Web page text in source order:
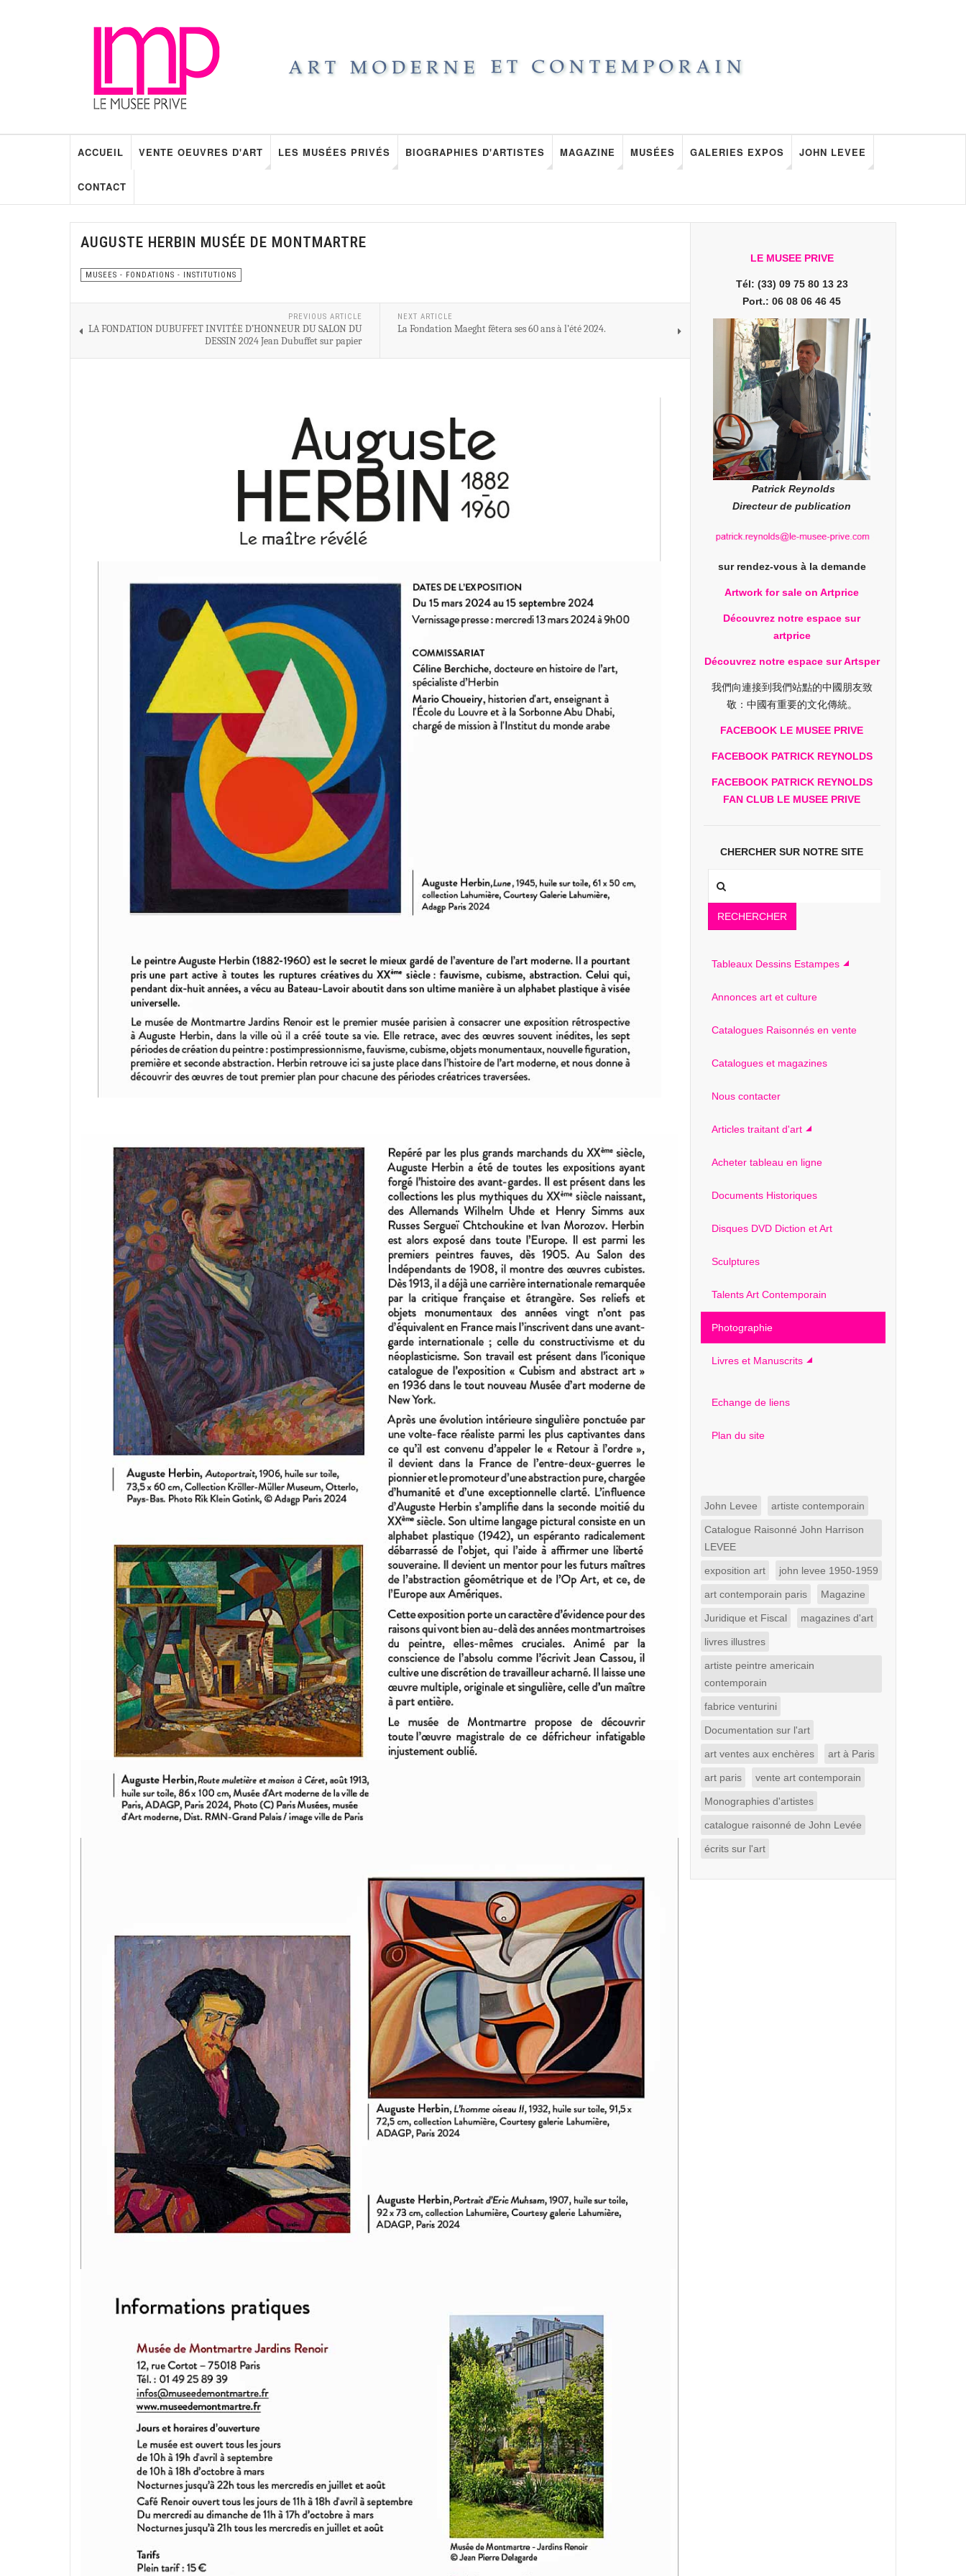
ACCUEIL VENTE OEUVRES D'ART LES MUSÉES PRIVÉS BIOGRAPHIES D'ARTISTES MAGAZINE MUSÉES GALERIES EXPOS JOHN LEVEE
CONTACT
AUGUSTE HERBIN MUSÉE DE MONTMARTRE
MUSEES - FONDATIONS - INSTITUTIONS
PREVIOUS ARTICLE
LA FONDATION DUBUFFET INVITÉE D’HONNEUR DU SALON DU
DESSIN 2024 Jean Dubuffet sur papier
NEXT ARTICLE
La Fondation Maeght fêtera ses 60 ans à l’été 2024.
LE MUSEE PRIVE
Tél: (33) 09 75 80 13 23
Port.: 06 08 06 46 45
Patrick Reynolds
Directeur de publication
sur rendez-vous à la demande
Artwork for sale on Artprice
Découvrez notre espace sur
artprice
Découvrez notre espace sur Artsper
我們向連接到我們站點的中國朋友致
敬：中國有重要的文化傳統。
FACEBOOK LE MUSEE PRIVE
FACEBOOK PATRICK REYNOLDS
FACEBOOK PATRICK REYNOLDS
FAN CLUB LE MUSEE PRIVE
CHERCHER SUR NOTRE SITE
RECHERCHER
Tableaux Dessins Estampes
Annonces art et culture
Catalogues Raisonnés en vente
Catalogues et magazines
Nous contacter
Articles traitant d'art
Acheter tableau en ligne
Documents Historiques
Disques DVD Diction et Art
Sculptures
Talents Art Contemporain
Photographie
Livres et Manuscrits
Echange de liens
Plan du site
John Levee artiste contemporain
Catalogue Raisonné John Harrison
LEVEE
exposition art john levee 1950-1959
art contemporain paris Magazine
Juridique et Fiscal magazines d'art
livres illustres
artiste peintre americain
contemporain
fabrice venturini
Documentation sur l'art
art ventes aux enchères art à Paris
art paris vente art contemporain
Monographies d'artistes
catalogue raisonné de John Levée
écrits sur l'art